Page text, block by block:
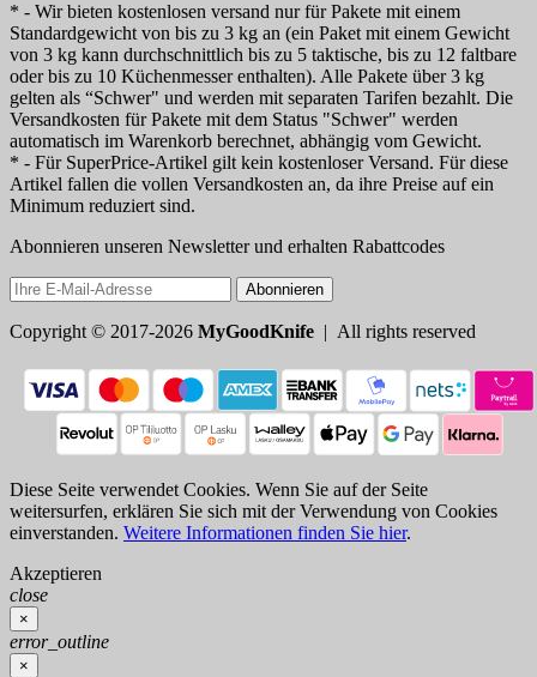
* - Wir bieten kostenlosen versand nur für Pakete mit einem
Standardgewicht von bis zu 3 kg an (ein Paket mit einem Gewicht
von 3 kg kann durchschnittlich bis zu 5 taktische, bis zu 12 faltbare
oder bis zu 10 Küchenmesser enthalten). Alle Pakete über 3 kg
gelten als “Schwer" und werden mit separaten Tarifen bezahlt. Die
Versandkosten für Pakete mit dem Status "Schwer" werden
automatisch im Warenkorb berechnet, abhängig vom Gewicht.
* - Für SuperPrice-Artikel gilt kein kostenloser Versand. Für diese
Artikel fallen die vollen Versandkosten an, da ihre Preise auf ein
Minimum reduziert sind.
Abonnieren unseren Newsletter und erhalten Rabattcodes
Abonnieren
Copyright © 2017-2026 MyGoodKnife | All rights reserved
Diese Seite verwendet Cookies. Wenn Sie auf der Seite
weitersurfen, erklären Sie sich mit der Verwendung von Cookies
einverstanden. Weitere Informationen finden Sie hier.
Akzeptieren
close
×
error_outline
×